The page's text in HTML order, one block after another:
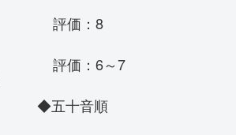
評価：8
評価：6～7
◆五十音順